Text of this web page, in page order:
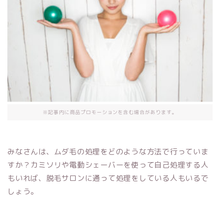
※記事内に商品プロモーションを含む場合があります。
みなさんは、ムダ毛の処理をどのような方法で行っていま
すか？カミソリや電動シェーバーを使って自己処理する人
もいれば、脱毛サロンに通って処理をしている人もいるで
しょう。